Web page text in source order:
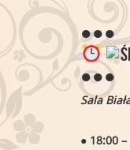
●●●
●●●
Sala
● 18:00 –